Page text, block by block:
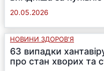
20.05.2026
НОВИНИ ЗДОРОВ'Я
63 випадки
про стан хворих та